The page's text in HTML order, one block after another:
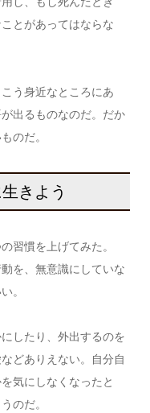
とがあってはならな
う身近なところにあ
出るものなのだ。だか
のだ。
きよう
習慣を上げてみた。
を、無意識にしていな
。
したり、外出するのを
どありえない。自分自
気にしなくなったと
のだ。